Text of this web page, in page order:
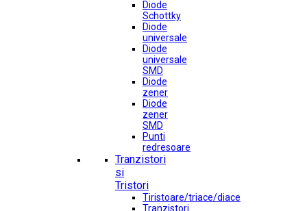
Diode
Schottky
Diode
universale
Diode
universale
SMD
Diode
zener
Diode
zener
SMD
Punti
redresoare
Tranzistori
si
Tristori
Tiristoare/triace/diace
Tranzistori